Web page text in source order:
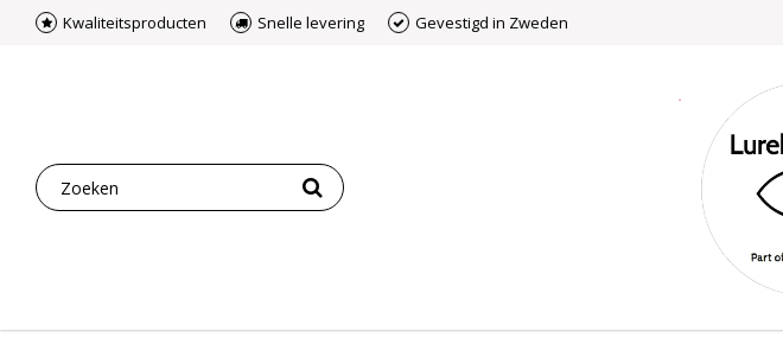
Kwaliteitsproducten Snelle levering Gevestigd in Zweden